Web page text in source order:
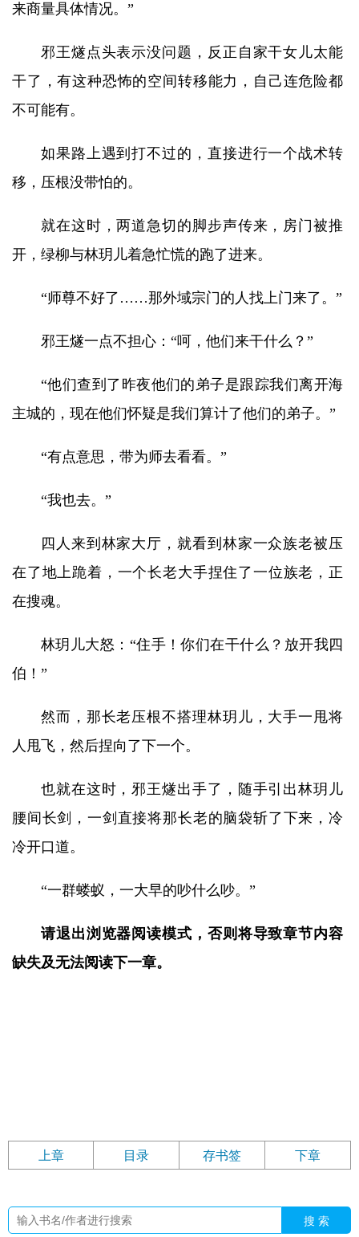
来商量具体情况。”
邪王燧点头表示没问题，反正自家干女儿太能
干了，有这种恐怖的空间转移能力，自己连危险都
不可能有。
如果路上遇到打不过的，直接进行一个战术转
移，压根没带怕的。
就在这时，两道急切的脚步声传来，房门被推
开，绿柳与林玥儿着急忙慌的跑了进来。
“师尊不好了……那外域宗门的人找上门来了。”
邪王燧一点不担心：“呵，他们来干什么？”
“他们查到了昨夜他们的弟子是跟踪我们离开海
主城的，现在他们怀疑是我们算计了他们的弟子。”
“有点意思，带为师去看看。”
“我也去。”
四人来到林家大厅，就看到林家一众族老被压
在了地上跪着，一个长老大手捏住了一位族老，正
在搜魂。
林玥儿大怒：“住手！你们在干什么？放开我四
伯！”
然而，那长老压根不搭理林玥儿，大手一甩将
人甩飞，然后捏向了下一个。
也就在这时，邪王燧出手了，随手引出林玥儿
腰间长剑，一剑直接将那长老的脑袋斩了下来，冷
冷开口道。
“一群蝼蚁，一大早的吵什么吵。”
请退出浏览器阅读模式，否则将导致章节内容
缺失及无法阅读下一章。
上章 目录 存书签 下章
搜 索